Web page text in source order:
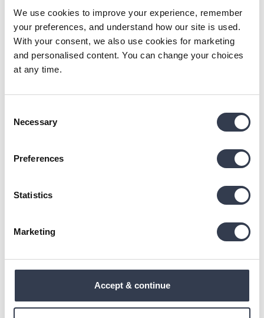
We use cookies to improve your experience, remember
your preferences, and understand how our site is used.
With your consent, we also use cookies for marketing
and personalised content. You can change your choices
at any time.
Selection
Necessary
Preferences
Statistics
Marketing
Accept & continue
Kristi Luha
Material is okay but I am very disappointed that the
1 person found this review helpful.
29 days ago